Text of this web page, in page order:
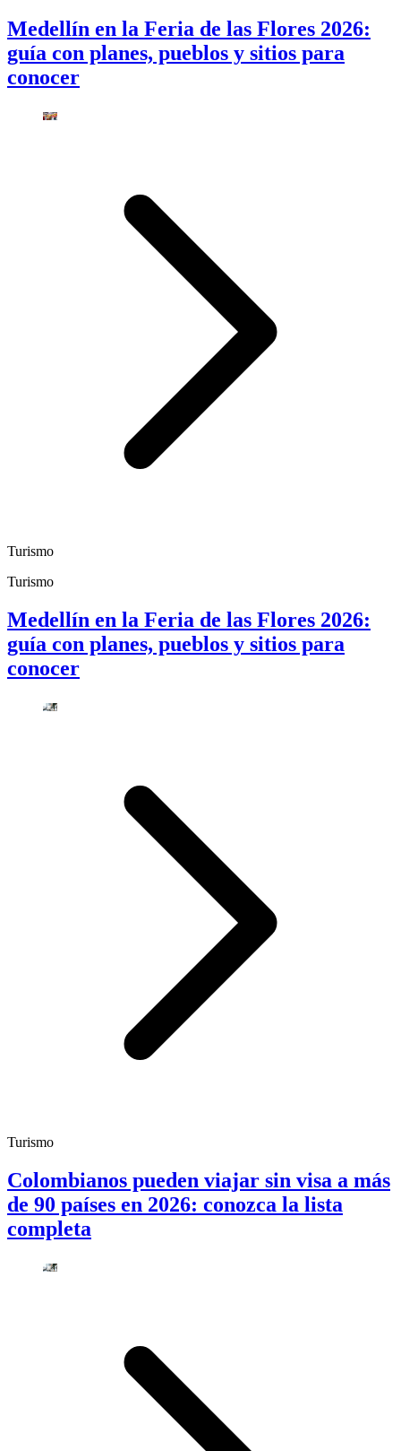
Medellín en la Feria de las Flores 2026:
guía con planes, pueblos y sitios para
conocer
Turismo
Turismo
Medellín en la Feria de las Flores 2026:
guía con planes, pueblos y sitios para
conocer
Turismo
Colombianos pueden viajar sin visa a más
de 90 países en 2026: conozca la lista
completa